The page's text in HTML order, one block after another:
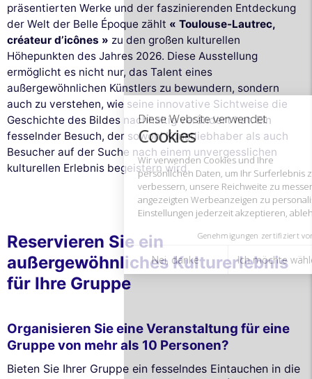
Diese Website verwendet
Cookies
Wir verwenden Cookies und Ihre
persönlichen Daten, um Ihr Surferlebnis zu
verbessern, unsere Reichweite zu messen und die Ihnen
angezeigten Werbeanzeigen zu personalisieren. Sie können Ihre
Einstellungen jederzeit akzeptieren, ablehnen oder anpassen.
Genehmigungen zertifiziert von
Nei, danke Ich möchte wählen Ich stimme zu
präsentierten Werke und der faszinierenden Entdeckung
der Welt der Belle Époque zählt « Toulouse-Lautrec,
créateur d’icônes » zu den großen kulturellen
Höhepunkten des Jahres 2026. Diese Ausstellung
ermöglicht es nicht nur, das Talent eines
außergewöhnlichen Künstlers zu bewundern, sondern
auch zu verstehen, wie seine innovative Sichtweise die
Geschichte des Bildes nachhaltig verändert hat. Ein
fesselnder Besuch, der sowohl Kunstliebhaber als auch
Besucher auf der Suche nach einem unvergesslichen
kulturellen Erlebnis begeistern wird.
Reservieren Sie ein
außergewöhnliches Kulturerlebnis
für Ihre Gruppe
Organisieren Sie eine Veranstaltung für eine
Gruppe von mehr als 10 Personen?
Bieten Sie Ihrer Gruppe ein fesselndes Eintauchen in die